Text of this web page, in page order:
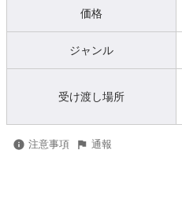
価格
ジャンル
受け渡し場所
注意事項 通報